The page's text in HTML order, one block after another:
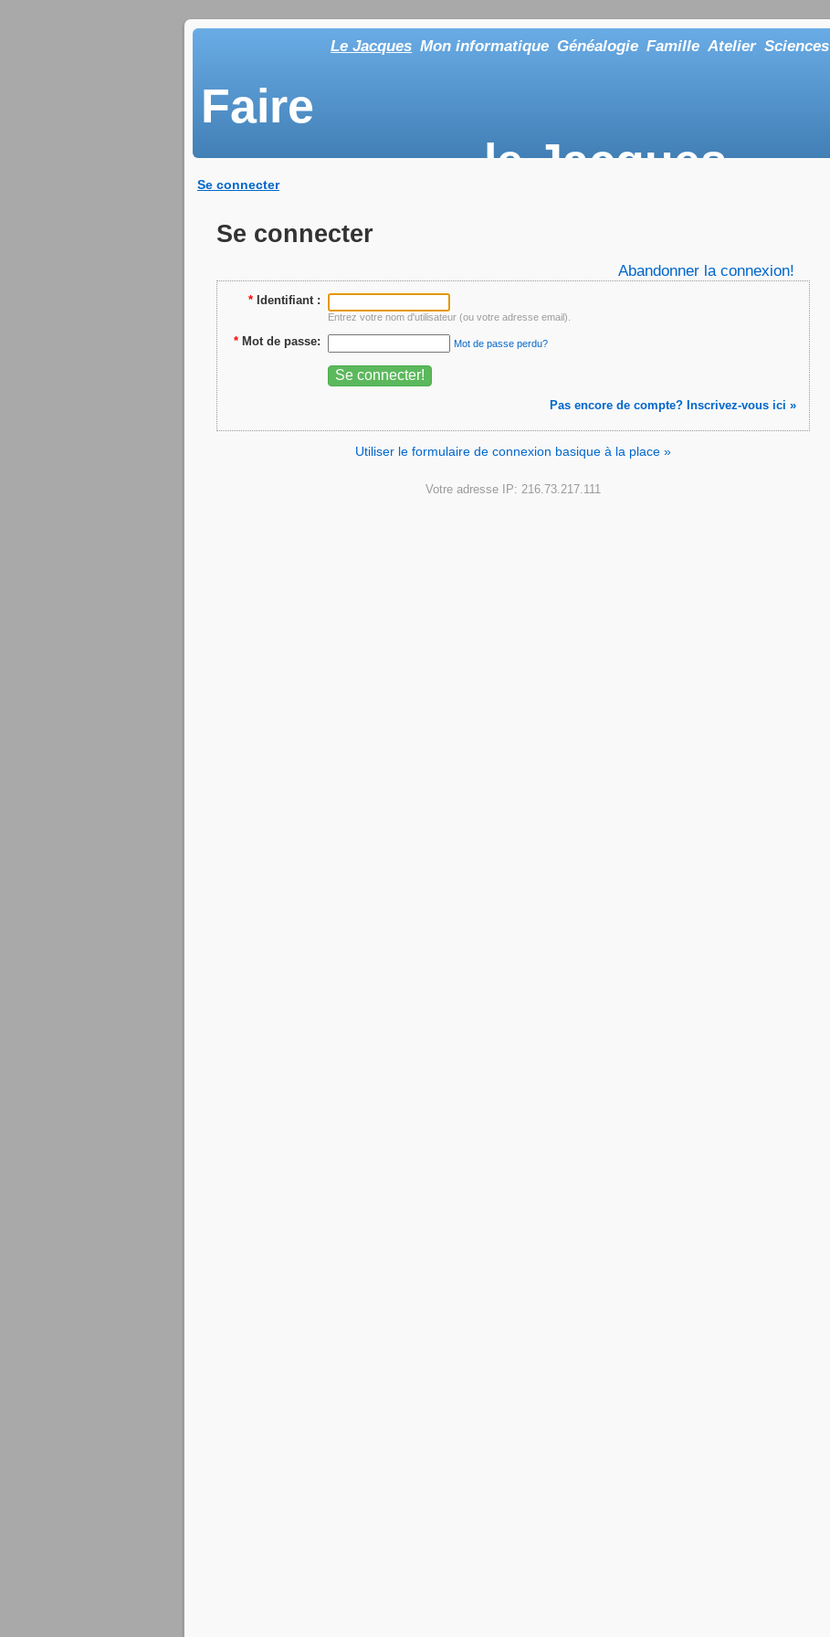
Le Jacques Mon informatique Généalogie Famille Atelier Sciences
Faire
le Jacques
Se connecter
Se connecter
Abandonner la connexion!
* Identifiant :
Entrez votre nom d'utilisateur (ou votre adresse email).
* Mot de passe: Mot de passe perdu?
Pas encore de compte? Inscrivez-vous ici »
Utiliser le formulaire de connexion basique à la place »
Votre adresse IP: 216.73.217.111